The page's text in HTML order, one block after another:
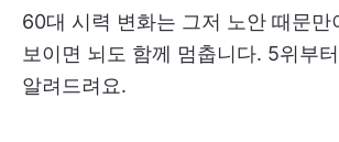
60대 시력 변화는 그저 노안 때문만
보이면 뇌도 함께 멈춥니다. 5위부
알려드려요.